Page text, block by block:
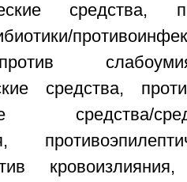
средства,
средства,
средства/